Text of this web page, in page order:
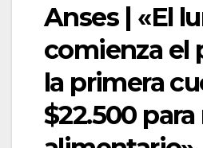
Anses | «El
comienza el
la primera
$22.500